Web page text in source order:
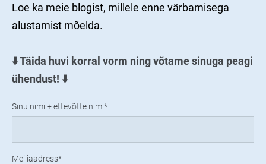
Loe ka meie blogist, millele enne värbamisega
alustamist mõelda.
⬇️ Täida huvi korral vorm ning võtame sinuga peagi
ühendust! ⬇️
Sinu nimi + ettevõtte nimi
Meiliaadress